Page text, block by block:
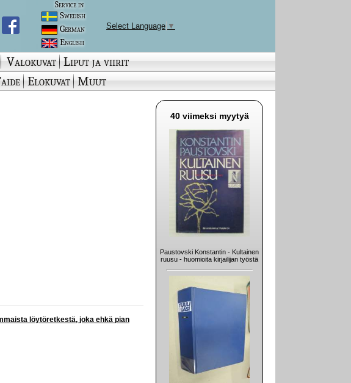
Service in
Swedish
German
English
Select Language ▼
Valokuvat Liput ja viirit
Elokuvat Muut
löytöretkestä, joka ehkä pian
40 viimeksi myytyä
Paustovski Konstantin - Kultainen
ruusu - huomioita kirjailijan työstä